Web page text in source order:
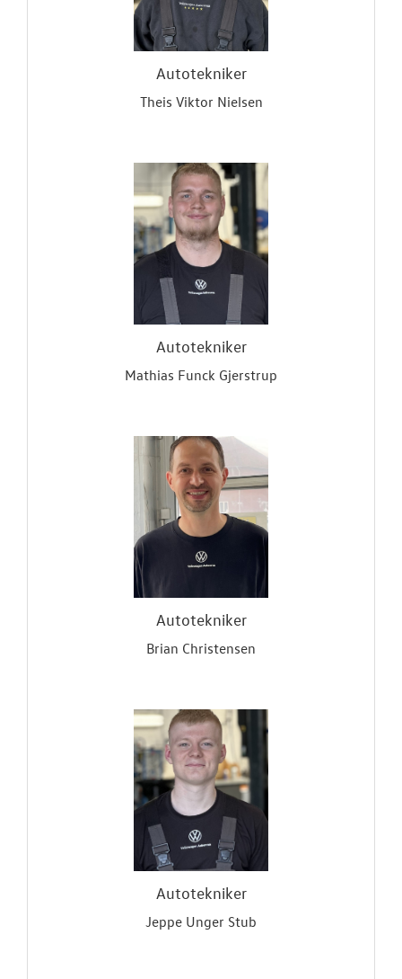
Autotekniker
Theis Viktor Nielsen
Autotekniker
Mathias Funck Gjerstrup
Autotekniker
Brian Christensen
Autotekniker
Jeppe Unger Stub